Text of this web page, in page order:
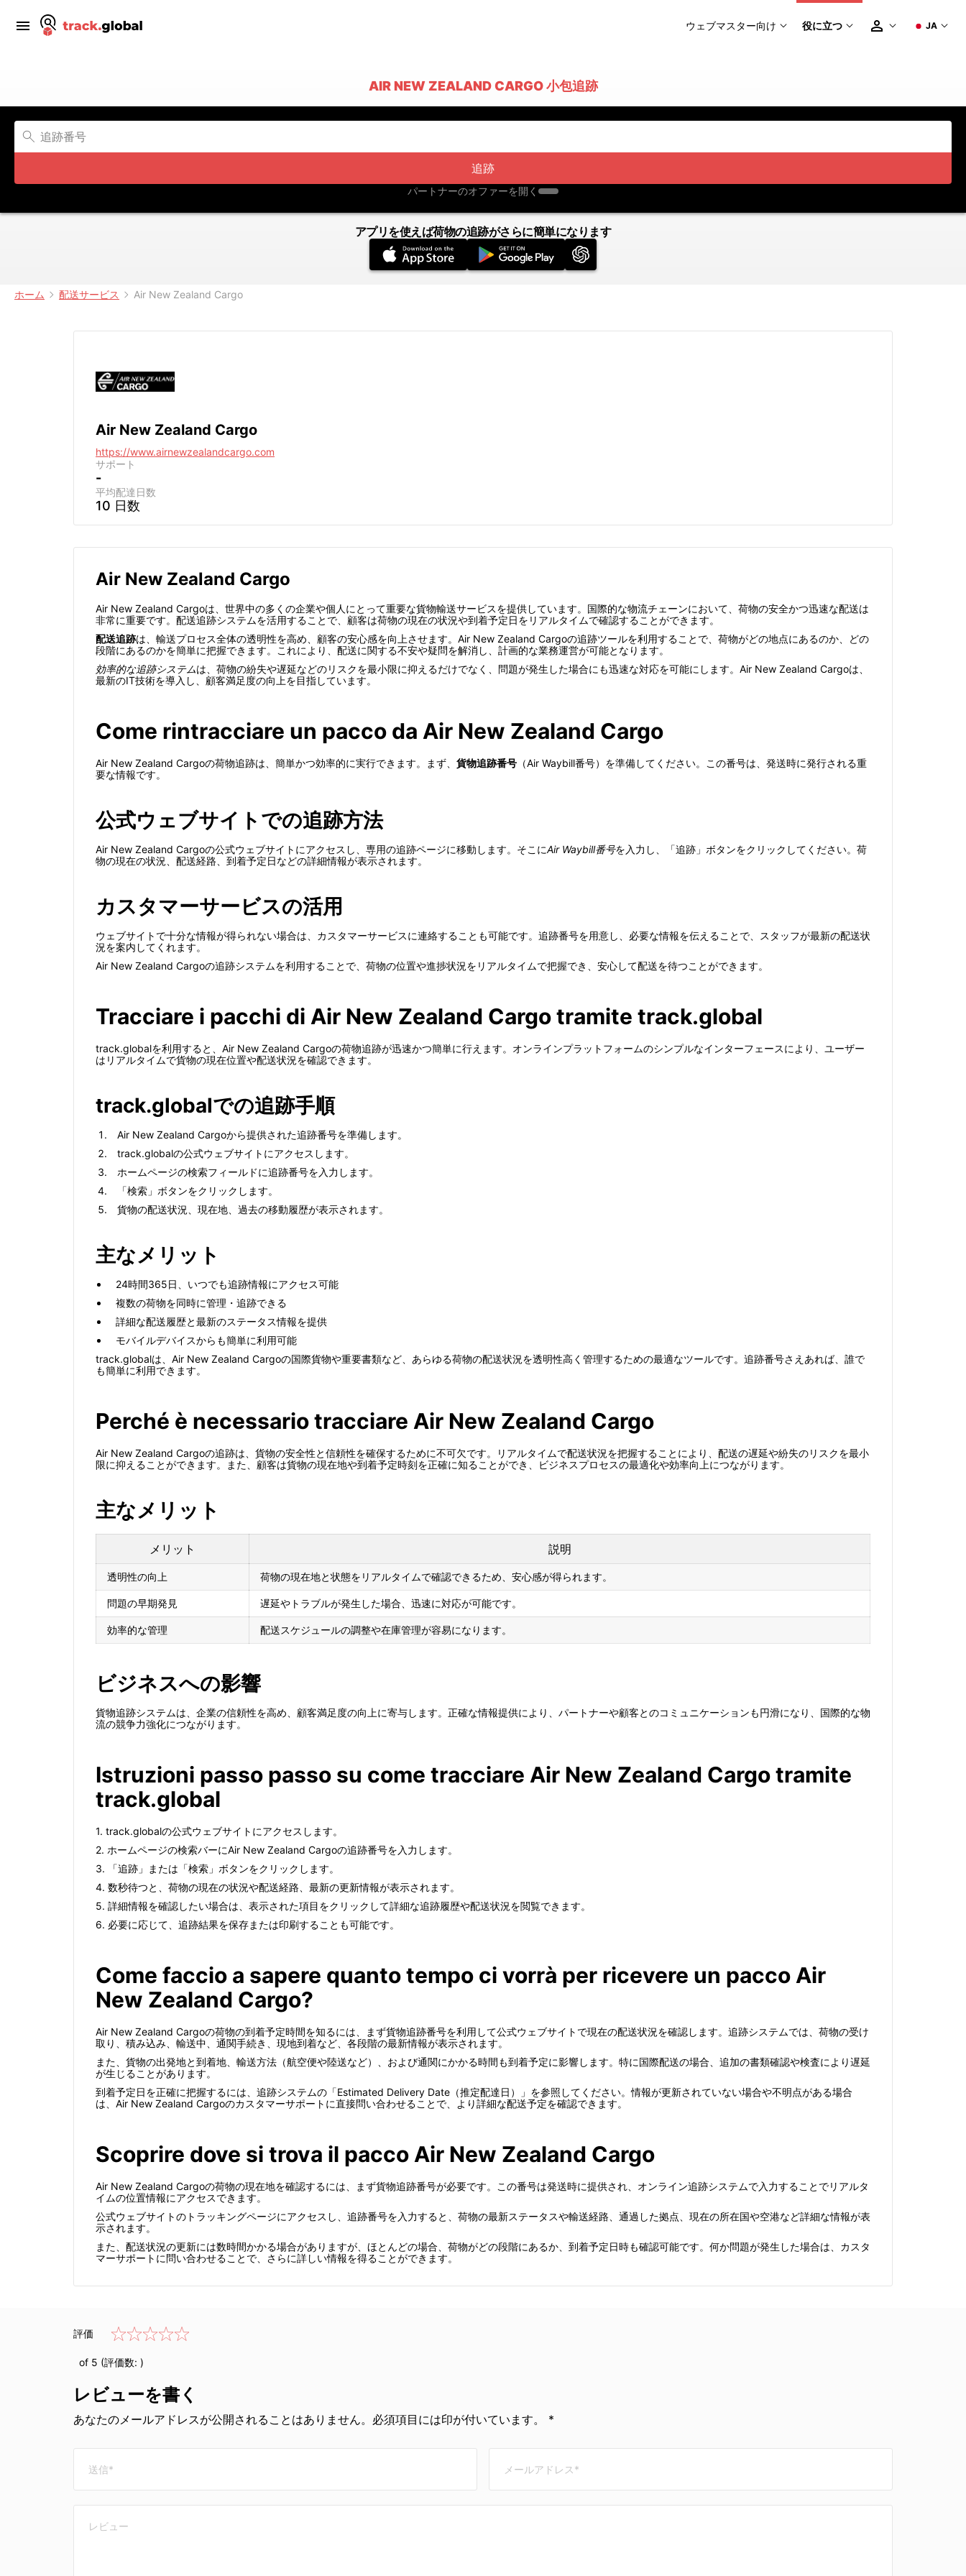
ウェブマスター向け 役に立つ JA
AIR NEW ZEALAND CARGO 小包追跡
追跡
パートナーのオファーを開く
アプリを使えば荷物の追跡がさらに簡単になります
ホーム 配送サービス Air New Zealand Cargo
Air New Zealand Cargo
https://www.airnewzealandcargo.com
サポート
-
平均配達日数
10 日数
Air New Zealand Cargo
Air New Zealand Cargoは、世界中の多くの企業や個人にとって重要な貨物輸送サービスを提供しています。国際的な物流チェーンにおいて、荷物の安全かつ迅速な配送は
非常に重要です。配送追跡システムを活用することで、顧客は荷物の現在の状況や到着予定日をリアルタイムで確認することができます。
配送追跡は、輸送プロセス全体の透明性を高め、顧客の安心感を向上させます。Air New Zealand Cargoの追跡ツールを利用することで、荷物がどの地点にあるのか、どの
段階にあるのかを簡単に把握できます。これにより、配送に関する不安や疑問を解消し、計画的な業務運営が可能となります。
効率的な追跡システムは、荷物の紛失や遅延などのリスクを最小限に抑えるだけでなく、問題が発生した場合にも迅速な対応を可能にします。Air New Zealand Cargoは、
最新のIT技術を導入し、顧客満足度の向上を目指しています。
Come rintracciare un pacco da Air New Zealand Cargo
Air New Zealand Cargoの荷物追跡は、簡単かつ効率的に実行できます。まず、 貨物追跡番号 （Air Waybill番号）を準備してください。この番号は、発送時に発行される重
要な情報です。
公式ウェブサイトでの追跡方法
Air New Zealand Cargoの公式ウェブサイトにアクセスし、専用の追跡ページに移動します。そこにAir Waybill番号を入力し、「追跡」ボタンをクリックしてください。荷
物の現在の状況、配送経路、到着予定日などの詳細情報が表示されます。
カスタマーサービスの活用
ウェブサイトで十分な情報が得られない場合は、カスタマーサービスに連絡することも可能です。追跡番号を用意し、必要な情報を伝えることで、スタッフが最新の配送状
況を案内してくれます。
Air New Zealand Cargoの追跡システムを利用することで、荷物の位置や進捗状況をリアルタイムで把握でき、安心して配送を待つことができます。
Tracciare i pacchi di Air New Zealand Cargo tramite track.global
track.globalを利用すると、Air New Zealand Cargoの荷物追跡が迅速かつ簡単に行えます。オンラインプラットフォームのシンプルなインターフェースにより、ユーザー
はリアルタイムで貨物の現在位置や配送状況を確認できます。
track.globalでの追跡手順
Air New Zealand Cargoから提供された追跡番号を準備します。
track.globalの公式ウェブサイトにアクセスします。
ホームページの検索フィールドに追跡番号を入力します。
「検索」ボタンをクリックします。
貨物の配送状況、現在地、過去の移動履歴が表示されます。
主なメリット
24時間365日、いつでも追跡情報にアクセス可能
複数の荷物を同時に管理・追跡できる
詳細な配送履歴と最新のステータス情報を提供
モバイルデバイスからも簡単に利用可能
track.globalは、Air New Zealand Cargoの国際貨物や重要書類など、あらゆる荷物の配送状況を透明性高く管理するための最適なツールです。追跡番号さえあれば、誰で
も簡単に利用できます。
Perché è necessario tracciare Air New Zealand Cargo
Air New Zealand Cargoの追跡は、貨物の安全性と信頼性を確保するために不可欠です。リアルタイムで配送状況を把握することにより、配送の遅延や紛失のリスクを最小
限に抑えることができます。また、顧客は貨物の現在地や到着予定時刻を正確に知ることができ、ビジネスプロセスの最適化や効率向上につながります。
主なメリット
メリット 説明
透明性の向上 荷物の現在地と状態をリアルタイムで確認できるため、安心感が得られます。
問題の早期発見 遅延やトラブルが発生した場合、迅速に対応が可能です。
効率的な管理 配送スケジュールの調整や在庫管理が容易になります。
ビジネスへの影響
貨物追跡システムは、企業の信頼性を高め、顧客満足度の向上に寄与します。正確な情報提供により、パートナーや顧客とのコミュニケーションも円滑になり、国際的な物
流の競争力強化につながります。
Istruzioni passo passo su come tracciare Air New Zealand Cargo tramite
track.global
1. track.globalの公式ウェブサイトにアクセスします。
2. ホームページの検索バーにAir New Zealand Cargoの追跡番号を入力します。
3. 「追跡」または「検索」ボタンをクリックします。
4. 数秒待つと、荷物の現在の状況や配送経路、最新の更新情報が表示されます。
5. 詳細情報を確認したい場合は、表示された項目をクリックして詳細な追跡履歴や配送状況を閲覧できます。
6. 必要に応じて、追跡結果を保存または印刷することも可能です。
Come faccio a sapere quanto tempo ci vorrà per ricevere un pacco Air
New Zealand Cargo?
Air New Zealand Cargoの荷物の到着予定時間を知るには、まず貨物追跡番号を利用して公式ウェブサイトで現在の配送状況を確認します。追跡システムでは、荷物の受け
取り、積み込み、輸送中、通関手続き、現地到着など、各段階の最新情報が表示されます。
また、貨物の出発地と到着地、輸送方法（航空便や陸送など）、および通関にかかる時間も到着予定に影響します。特に国際配送の場合、追加の書類確認や検査により遅延
が生じることがあります。
到着予定日を正確に把握するには、追跡システムの「Estimated Delivery Date（推定配達日）」を参照してください。情報が更新されていない場合や不明点がある場合
は、Air New Zealand Cargoのカスタマーサポートに直接問い合わせることで、より詳細な配送予定を確認できます。
Scoprire dove si trova il pacco Air New Zealand Cargo
Air New Zealand Cargoの荷物の現在地を確認するには、まず貨物追跡番号が必要です。この番号は発送時に提供され、オンライン追跡システムで入力することでリアルタ
イムの位置情報にアクセスできます。
公式ウェブサイトのトラッキングページにアクセスし、追跡番号を入力すると、荷物の最新ステータスや輸送経路、通過した拠点、現在の所在国や空港など詳細な情報が表
示されます。
また、配送状況の更新には数時間かかる場合がありますが、ほとんどの場合、荷物がどの段階にあるか、到着予定日時も確認可能です。何か問題が発生した場合は、カスタ
マーサポートに問い合わせることで、さらに詳しい情報を得ることができます。
評価
of 5 (評価数: )
レビューを書く
あなたのメールアドレスが公開されることはありません。必須項目には印が付いています。 *